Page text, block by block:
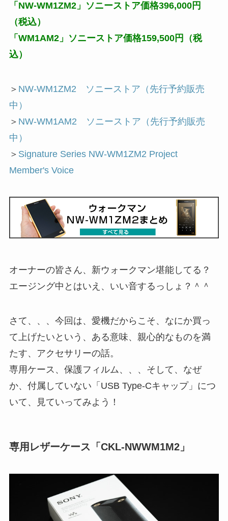
「NW-WM1ZM2」ソニーストア価格396,000円
（税込）
「WM1AM2」ソニーストア価格159,500円（税
込）
＞ NW-WM1ZM2 ソニーストア（先行予約販売
中）
＞ NW-WM1AM2 ソニーストア（先行予約販売
中）
＞ Signature Series NW-WM1ZM2 Project
Member's Voice
オーナーの皆さん、新ウォークマン堪能してる？
エージング中とはいえ、いい音するっしょ？＾＾
さて、、、今回は、愛機だからこそ、なにか買っ
て上げたいという、ある意味、親心的なものを満
たす、アクセサリーの話。
専用ケース、保護フィルム、、、そして、なぜ
か、付属していない「USB Type-Cキャップ」につ
いて、見ていってみよう！
専用レザーケース「CKL-NWWM1M2」